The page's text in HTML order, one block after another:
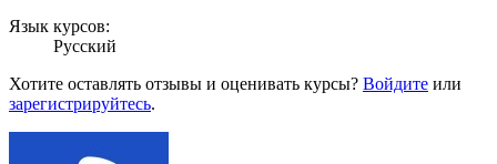
Язык курсов:
Русский
Хотите оставлять отзывы и оценивать курсы? Войдите или
зарегистрируйтесь.